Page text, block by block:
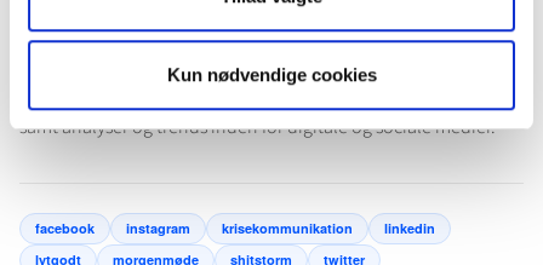
Kun nødvendige cookies
Medie- og Journalisthøjskoleop.
LinkedIn ,Facebook eller
og bliv opdateret med kommende morgenmøder
samt analyser og trends inden for digitale og sociale medier.
facebook instagram krisekommunikation
linkedin
lytgodt
morgenmøde shitstorm twitter